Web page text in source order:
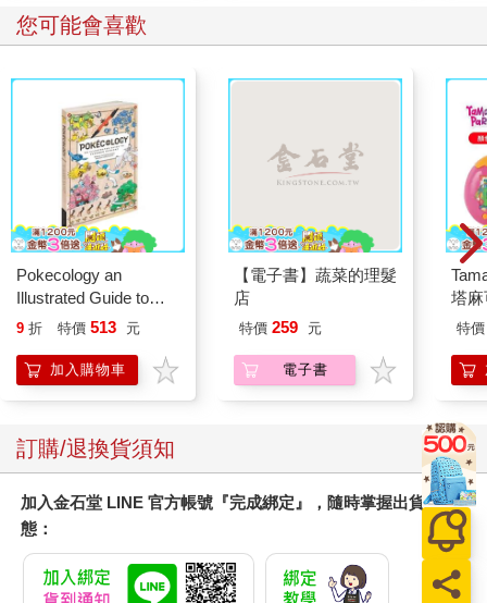
您可能會喜歡
Pokecology an
Illustrated Guide to
Pokemon Ecology
Press)
9 折 特價 513 元
加入購物車
【電子書】蔬菜的理髮
店
特價 259 元
電子書
塔
園
特價
訂購/退換貨須知
加入金石堂 LINE 官方帳號『完成綁定』，隨時掌握出貨動
態：